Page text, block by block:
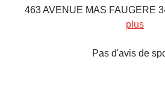
463 AVENUE MAS FAUGERE
plus
Pas d'avis de